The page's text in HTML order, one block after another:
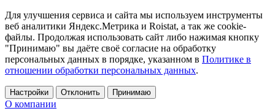
Для улучшения сервиса и сайта мы используем инструменты
веб аналитики Яндекс.Метрика и Roistat, а так же cookie-
файлы. Продолжая использовать сайт либо нажимая кнопку
"Принимаю" вы даёте своё согласие на обработку
персональных данных в порядке, указанном в Политике в
отношении обработки персональных данных.
Настройки Отклонить Принимаю
О компании